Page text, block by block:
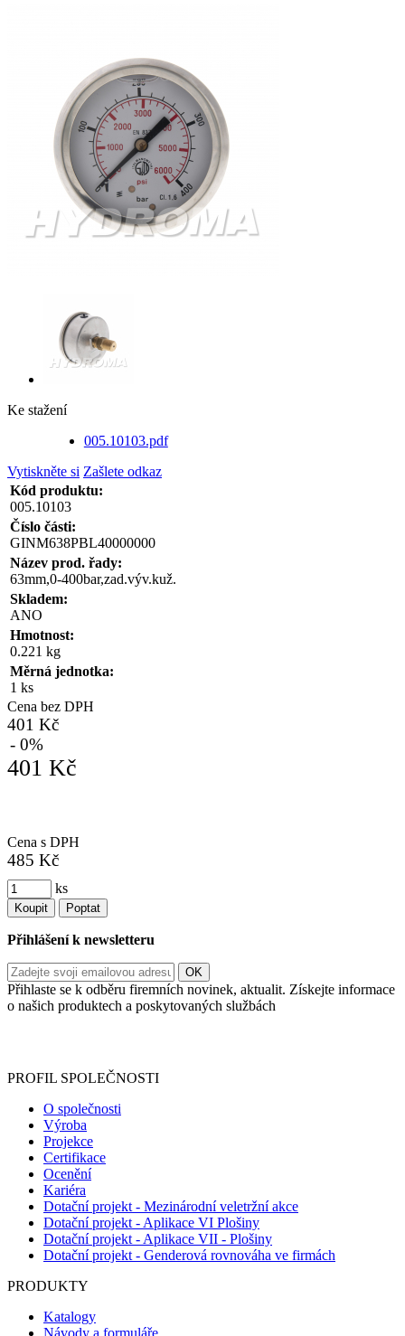
Ke stažení
005.10103.pdf
Vytiskněte si Zašlete odkaz
Kód produktu:
005.10103
Číslo části:
GINM638PBL40000000
Název prod. řady:
63mm,0-400bar,zad.výv.kuž.
Skladem:
ANO
Hmotnost:
0.221 kg
Měrná jednotka:
1 ks
Cena bez DPH
401 Kč
- 0%
401 Kč
Cena s DPH
485 Kč
ks
Koupit Poptat
Přihlášení k newsletteru
Přihlaste se k odběru firemních novinek, aktualit. Získejte informace
o našich produktech a poskytovaných službách
PROFIL SPOLEČNOSTI
O společnosti
Výroba
Projekce
Certifikace
Ocenění
Kariéra
Dotační projekt - Mezinárodní veletržní akce
Dotační projekt - Aplikace VI Plošiny
Dotační projekt - Aplikace VII - Plošiny
Dotační projekt - Genderová rovnováha ve firmách
PRODUKTY
Katalogy